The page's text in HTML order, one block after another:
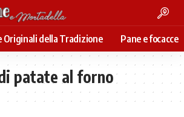
Originali della Tradizione Pane e focacce
patate al forno